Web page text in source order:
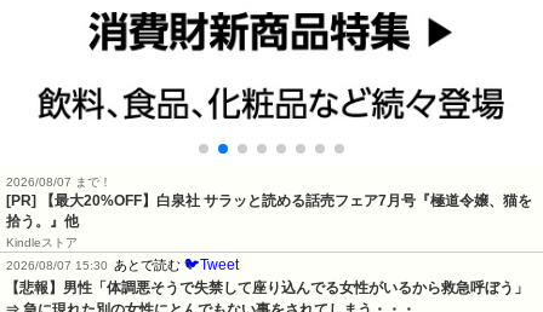
2026/08/07 まで！
[PR] 【最大20%OFF】白泉社 サラッと読める話売フェア7月号『極道令嬢、猫を
拾う。』他
Kindleストア
2026/08/07 15:30
あとで読む 🐦Tweet
【悲報】男性「体調悪そうで失禁して座り込んでる女性がいるから救急呼ぼう」